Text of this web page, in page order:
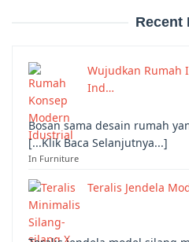
Recent
Wujudkan Rumah
Ind…
Bosan sama desain rumah
[...Klik Baca Selanjutnya...]
In Furniture
Teralis Jendela